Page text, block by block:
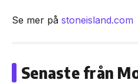
Se mer på stoneisland.com
Senaste från